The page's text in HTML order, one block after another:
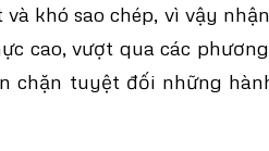
khó sao chép, vì vậy
cao, vượt qua các
chặn tuyệt đối những